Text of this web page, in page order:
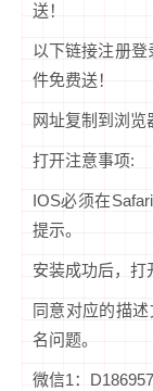
送！
以下链接注册
件免费送！
网址复制到浏览
打开注意事项:
IOS必须在
提示。
安装成功后，打
同意对应的描
名问题。
微信1：